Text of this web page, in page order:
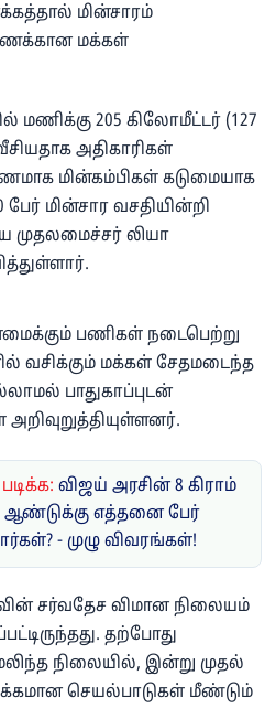
மின்சாரம்
மக்கள்
மணிக்கு 205 கிலோமீட்டர் (127
அதிகாரிகள்
மின்கம்பிகள் கடுமையாக
பேர் மின்சார வசதியின்றி
முதலமைச்சர் லியா
பணிகள் நடைபெற்று
வசிக்கும் மக்கள் சேதமடைந்த
பாதுகாப்புடன்
அறிவுறுத்தியுள்ளனர்.
விஜய் அரசின் 8 கிராம்
ஆண்டுக்கு எத்தனை பேர்
- முழு விவரங்கள்!
சர்வதேச விமான நிலையம்
தற்போது
நிலையில், இன்று முதல்
செயல்பாடுகள் மீண்டும்